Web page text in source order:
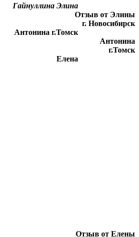
Отзыв от Элины
г. Новосибирск
Антонина
г.Томск
Отзыв от Елены